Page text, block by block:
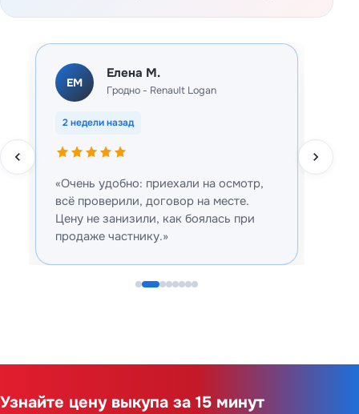
ЕМ
Елена М.
Гродно - Renault Logan
2 недели назад
«Очень удобно: приехали на осмотр,
всё проверили, договор на месте.
Цену не занизили, как боялась при
продаже частнику.»
Узнайте цену выкупа за 15 минут